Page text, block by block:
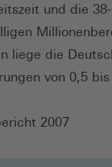
und die
liege die
von 0,5
2007